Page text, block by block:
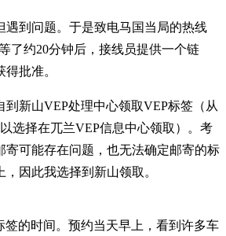
遇到问题。于是致电马国当局的热线
等了约20分钟后，接线员提供一个链
批准。
到新山VEP处理中心领取VEP标签（从
选择在兀兰VEP信息中心领取）。考
寄可能存在问题，也无法确定邮寄的标
因此我选择到新山领取。
签的时间。预约当天早上，看到许多车